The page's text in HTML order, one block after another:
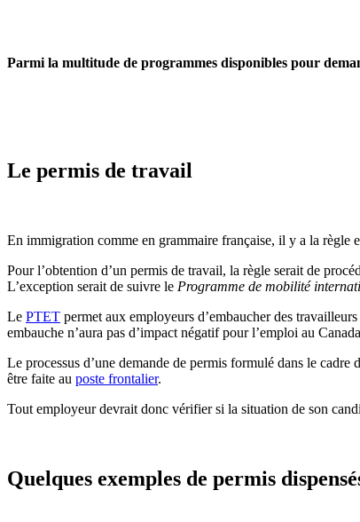
Parmi la multitude de programmes disponibles pour
Le permis de travail
En immigration comme en grammaire française, il y a la règle
Pour l’obtention d’un permis de travail, la règle serait de
L’exception serait de suivre le Programme de mobilité
Le PTET permet aux employeurs d’embaucher des
embauche n’aura pas d’impact négatif pour l’emploi au
Le processus d’une demande de permis formulé dans le
être faite au poste frontalier.
Tout employeur devrait donc vérifier si la situation de son
Quelques exemples de permis